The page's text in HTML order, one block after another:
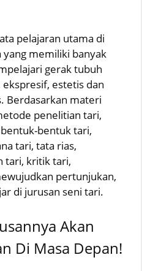
pelajaran utama di
yang memiliki banyak
gerak tubuh
estetis dan
Berdasarkan materi
penelitian tari,
bentuk tari,
tari, tata rias,
tari, kritik tari,
pertunjukan,
di jurusan seni tari.
Akan
Di Masa Depan!